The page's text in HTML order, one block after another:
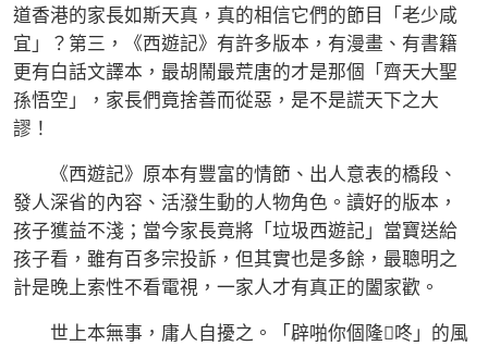
道香港的家長如斯天真，真的相信它們的節目「老少咸
宜」？第三，《西遊記》有許多版本，有漫畫、有書籍
更有白話文譯本，最胡鬧最荒唐的才是那個「齊天大聖
孫悟空」，家長們竟捨善而從惡，是不是謊天下之大
謬！
《西遊記》原本有豐富的情節、出人意表的橋段、
發人深省的內容、活潑生動的人物角色。讀好的版本，
孩子獲益不淺；當今家長竟將「垃圾西遊記」當寶送給
孩子看，雖有百多宗投訴，但其實也是多餘，最聰明之
計是晚上索性不看電視，一家人才有真正的闔家歡。
世上本無事，庸人自擾之。「辟啪你個隆咚」的風